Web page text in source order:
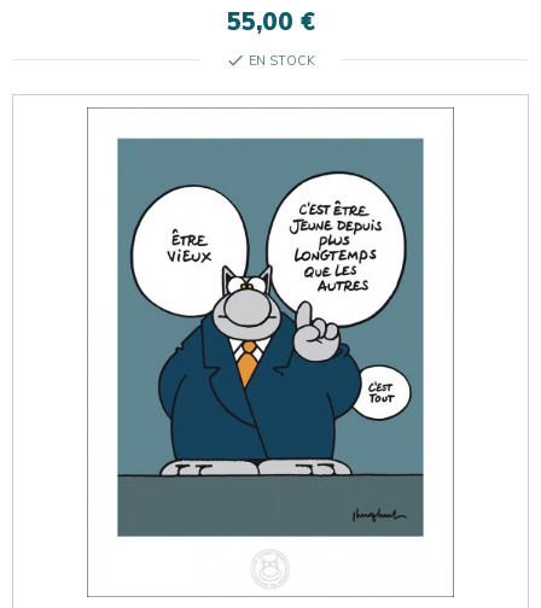
55,00 €
check EN STOCK